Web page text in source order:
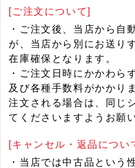
[ご注文について]
・ご注文後、当店から自
が、当店から別にお送り
在庫確保となります。
・ご注文日時にかかわら
及び各種手数料がかかり
注文される場合は、同じ
てくださいますようお願
[キャンセル・返品につい
・当店では中古品という